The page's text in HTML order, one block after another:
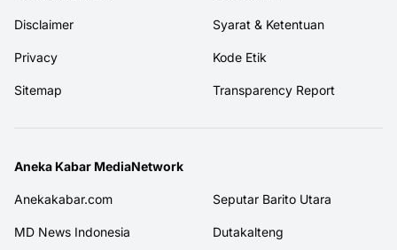
Disclaimer Syarat & Ketentuan
Privacy Kode Etik
Sitemap Transparency Report
Aneka Kabar MediaNetwork
Anekakabar.com Seputar Barito Utara
MD News Indonesia Dutakalteng